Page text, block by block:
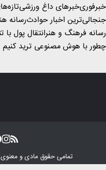
خبرفوریخبرهای داغ ورزشی
جنجالی‌ترین اخبار حوادثرسانه
رسانه فرهنگ و هنرانتقال پول با
چطور با هوش مصنوعی ترید کنیم
تمامی حقوق مادی و معنوی